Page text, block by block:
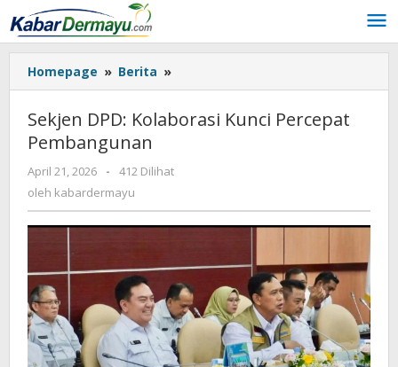
Lewati
ke
konten
Homepage » Berita »
DPD:
Kunci
Sekjen DPD: Kolaborasi Kunci Percepat
Pembangunan
April 21, 2026
oleh
kabardermayu
-
412 Dilihat
oleh kabardermayu